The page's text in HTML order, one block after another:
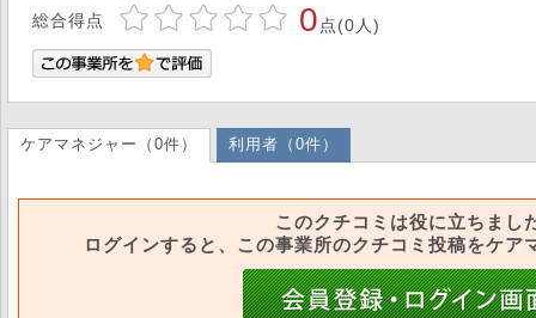
総合得点 0 点(0人)
ケアマネジャー（0件） 利用者（0件）
このクチコミは役に立ちまし
ログインすると、この事業所のクチコミ投稿をケア